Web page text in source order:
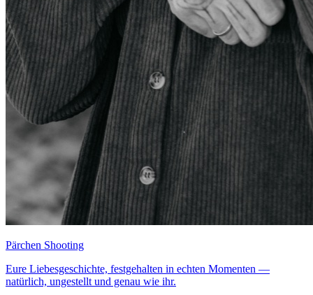
Pärchen Shooting
Eure Liebesgeschichte, festgehalten in echten Momenten —
natürlich, ungestellt und genau wie ihr.